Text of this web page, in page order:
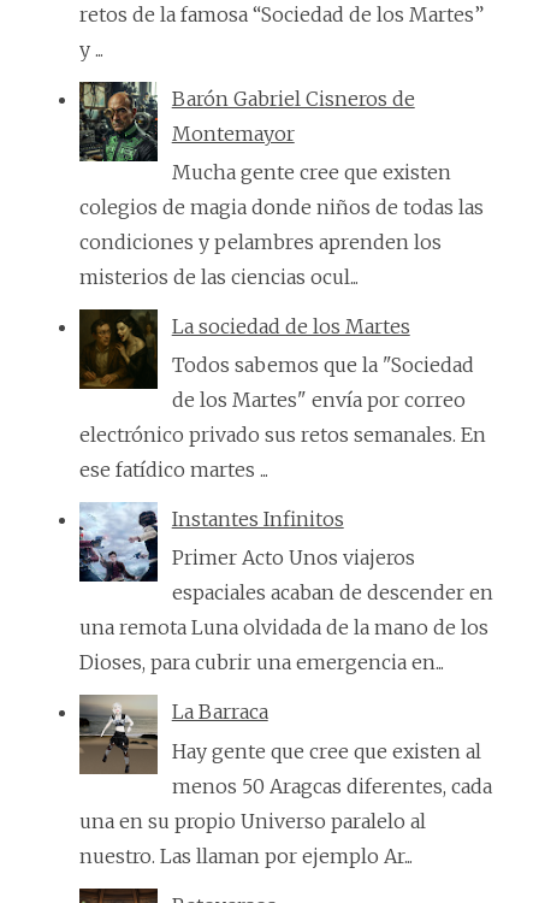
retos de la famosa “Sociedad de los Martes”
y ...
Barón Gabriel Cisneros de
Montemayor
Mucha gente cree que existen
colegios de magia donde niños de todas las
condiciones y pelambres aprenden los
misterios de las ciencias ocul...
La sociedad de los Martes
Todos sabemos que la "Sociedad
de los Martes" envía por correo
electrónico privado sus retos semanales. En
ese fatídico martes ...
Instantes Infinitos
Primer Acto Unos viajeros
espaciales acaban de descender en
una remota Luna olvidada de la mano de los
Dioses, para cubrir una emergencia en...
La Barraca
Hay gente que cree que existen al
menos 50 Aragcas diferentes, cada
una en su propio Universo paralelo al
nuestro. Las llaman por ejemplo Ar...